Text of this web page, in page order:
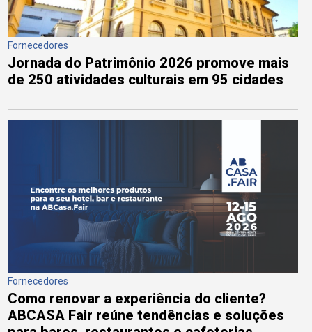
Fornecedores
Jornada do Patrimônio 2026 promove mais
de 250 atividades culturais em 95 cidades
Fornecedores
Como renovar a experiência do cliente?
ABCASA Fair reúne tendências e soluções